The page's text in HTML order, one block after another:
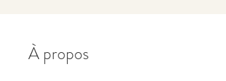
À propos